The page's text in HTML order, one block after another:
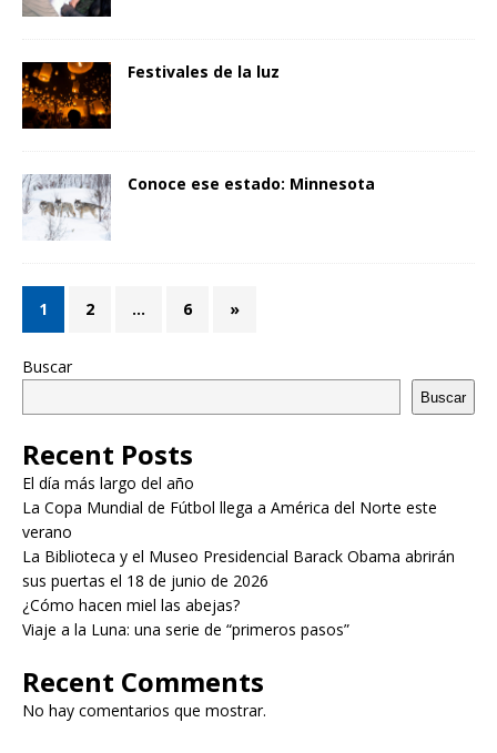
Festivales de la luz
Conoce ese estado: Minnesota
1 2 … 6 »
Buscar
Buscar
Recent Posts
El día más largo del año
La Copa Mundial de Fútbol llega a América del Norte este
verano
La Biblioteca y el Museo Presidencial Barack Obama abrirán
sus puertas el 18 de junio de 2026
¿Cómo hacen miel las abejas?
Viaje a la Luna: una serie de “primeros pasos”
Recent Comments
No hay comentarios que mostrar.